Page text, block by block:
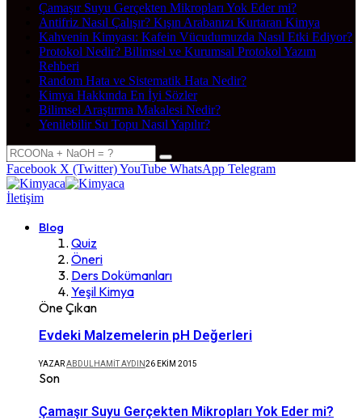
Çamaşır Suyu Gerçekten Mikropları Yok Eder mi?
Antifriz Nasıl Çalışır? Kışın Arabanızı Kurtaran Kimya
Kahvenin Kimyası: Kafein Vücudumuzda Nasıl Etki Ediyor?
Protokol Nedir? Bilimsel ve Kurumsal Protokol Yazım
Rehberi
Random Hata ve Sistematik Hata Nedir?
Kimya Hakkında En İyi Sözler
Bilimsel Araştırma Makalesi Nedir?
Yenilebilir Su Topu Nasıl Yapılır?
Facebook X (Twitter)YouTube WhatsApp Telegram
İletişim
Blog
Quiz
Öneri
Ders Dokümanları
Yeşil Kimya
Öne Çıkan
Evdeki Malzemelerin pH Değerleri
YAZARABDULHAMIT AYDIN26 EKIM 2015
Son
Çamaşır Suyu Gerçekten Mikropları Yok Eder mi?